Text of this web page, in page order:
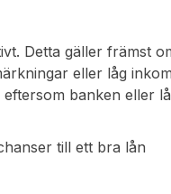
Detta gäller främst
eller låg
banken eller
till ett bra lån